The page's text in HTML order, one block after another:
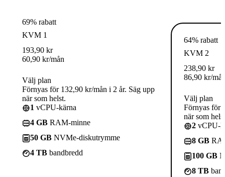
69% rabatt
KVM 1
193,90 kr
60,90 kr/mån
Välj plan
Förnyas för 132,90 kr/mån i 2 år. Säg upp
när som helst.
1 vCPU-kärna
4 GB RAM-minne
50 GB NVMe-diskutrymme
4 TB bandbredd
64% rabatt
KVM 2
238,90 kr
86,90 kr/
Välj plan
Förnyas för
när som
2 vCPU-
8 GB
100 GB
8 TB